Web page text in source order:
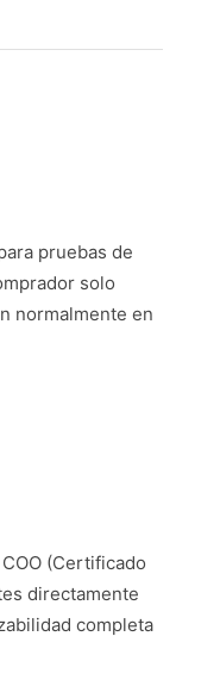
pruebas de
solo
normalmente en
(Certificado
directamente
completa